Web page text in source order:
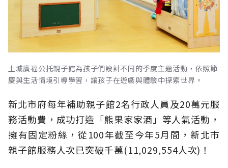
土城廣福公托親子館為孩子們設計不同的季度主題活動，依照節
慶與生活情境引導學習，讓孩子在遊戲與體驗中探索世界。
新北市府每年補助親子館2名行政人員及20萬元服
務活動費，成功打造「熊果家家酒」等人氣活動，
擁有固定粉絲，從100年截至今年5月間，新北市
親子館服務人次已突破千萬(11,029,554人次)！